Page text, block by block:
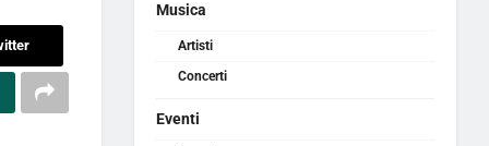
Musica
Artisti
Concerti
Eventi